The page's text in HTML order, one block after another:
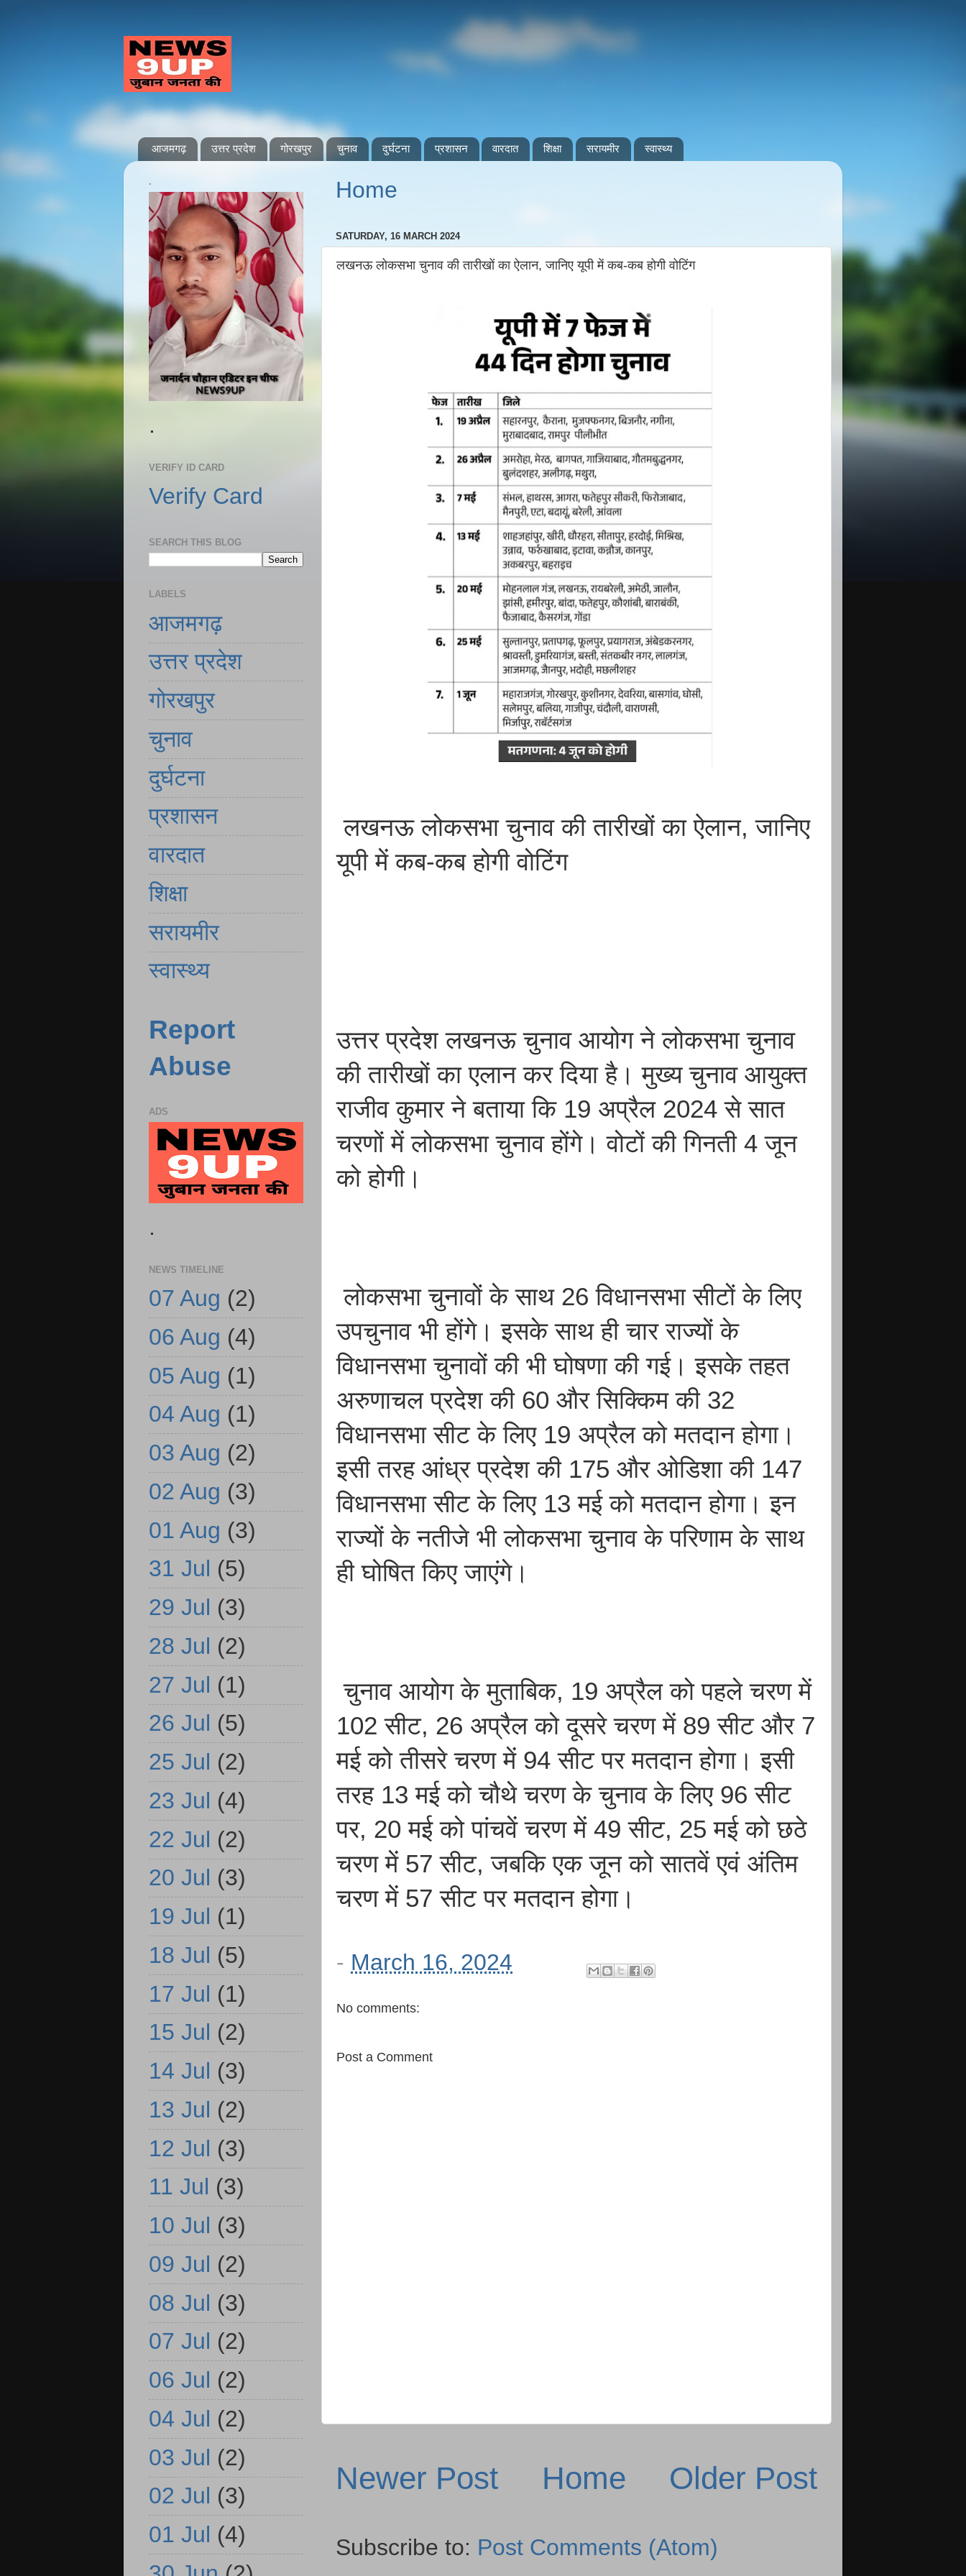
आजमगढ़ उत्तर प्रदेश गोरखपुर चुनाव दुर्घटना प्रशासन वारदात शिक्षा सरायमीर स्वास्थ्य
Home
SATURDAY, 16 MARCH 2024
लखनऊ लोकसभा चुनाव की तारीखों का ऐलान, जानिए यूपी में कब-कब होगी वोटिंग
लखनऊ लोकसभा चुनाव की तारीखों का ऐलान, जानिए
यूपी में कब-कब होगी वोटिंग
उत्तर प्रदेश लखनऊ चुनाव आयोग ने लोकसभा चुनाव
की तारीखों का एलान कर दिया है। मुख्य चुनाव आयुक्त
राजीव कुमार ने बताया कि 19 अप्रैल 2024 से सात
चरणों में लोकसभा चुनाव होंगे। वोटों की गिनती 4 जून
को होगी।
लोकसभा चुनावों के साथ 26 विधानसभा सीटों के लिए
उपचुनाव भी होंगे। इसके साथ ही चार राज्यों के
विधानसभा चुनावों की भी घोषणा की गई। इसके तहत
अरुणाचल प्रदेश की 60 और सिक्किम की 32
विधानसभा सीट के लिए 19 अप्रैल को मतदान होगा।
इसी तरह आंध्र प्रदेश की 175 और ओडिशा की 147
विधानसभा सीट के लिए 13 मई को मतदान होगा। इन
राज्यों के नतीजे भी लोकसभा चुनाव के परिणाम के साथ
ही घोषित किए जाएंगे।
चुनाव आयोग के मुताबिक, 19 अप्रैल को पहले चरण में
102 सीट, 26 अप्रैल को दूसरे चरण में 89 सीट और 7
मई को तीसरे चरण में 94 सीट पर मतदान होगा। इसी
तरह 13 मई को चौथे चरण के चुनाव के लिए 96 सीट
पर, 20 मई को पांचवें चरण में 49 सीट, 25 मई को छठे
चरण में 57 सीट, जबकि एक जून को सातवें एवं अंतिम
चरण में 57 सीट पर मतदान होगा।
- March 16, 2024
No comments:
Post a Comment
Newer Post Older Post
Home
Subscribe to: Post Comments (Atom)
.
.
VERIFY ID CARD
Verify Card
SEARCH THIS BLOG
LABELS
आजमगढ़
उत्तर प्रदेश
गोरखपुर
चुनाव
दुर्घटना
प्रशासन
वारदात
शिक्षा
सरायमीर
स्वास्थ्य
Report
Abuse
ADS
.
NEWS TIMELINE
07 Aug (2)
06 Aug (4)
05 Aug (1)
04 Aug (1)
03 Aug (2)
02 Aug (3)
01 Aug (3)
31 Jul (5)
29 Jul (3)
28 Jul (2)
27 Jul (1)
26 Jul (5)
25 Jul (2)
23 Jul (4)
22 Jul (2)
20 Jul (3)
19 Jul (1)
18 Jul (5)
17 Jul (1)
15 Jul (2)
14 Jul (3)
13 Jul (2)
12 Jul (3)
11 Jul (3)
10 Jul (3)
09 Jul (2)
08 Jul (3)
07 Jul (2)
06 Jul (2)
04 Jul (2)
03 Jul (2)
02 Jul (3)
01 Jul (4)